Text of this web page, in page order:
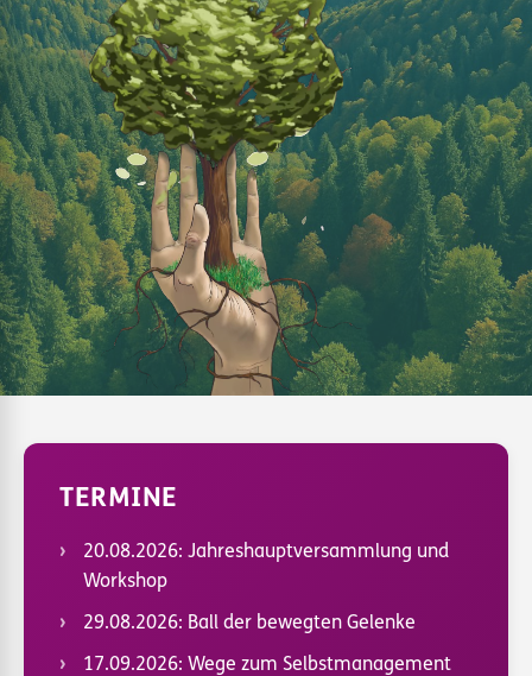
TERMINE
20.08.2026: Jahreshauptversammlung und
Workshop
29.08.2026: Ball der bewegten Gelenke
17.09.2026: Wege zum Selbstmanagement